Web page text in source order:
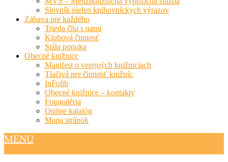
Slovník nielen knihovníckych výrazov
Zábava pre každého
Trieda číta s nami
Klubová činnosť
Stála ponuka
Obecné knižnice
Manifest o verejných knižniciach
Tlačivá pre činnosť knižníc
InFolib
Obecné knižnice – kontakty
Fotogaléria
Online katalóg
Mapa stránok
MENU